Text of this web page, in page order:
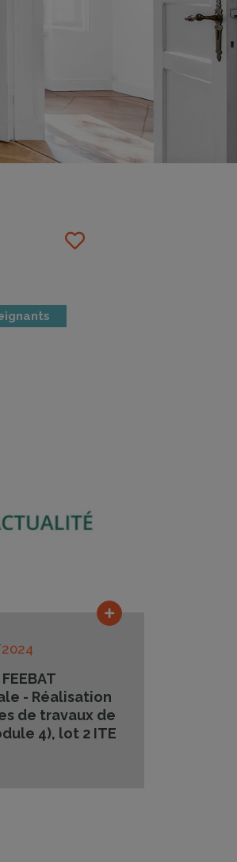
- Réalisation
de travaux de
4), lot 2 ITE
Lire la suite